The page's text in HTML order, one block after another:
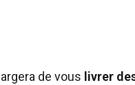
de vous livrer